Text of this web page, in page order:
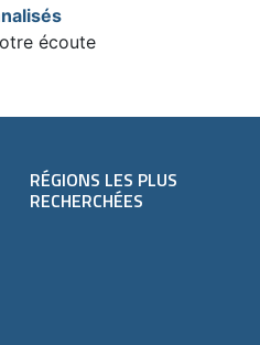
écoute
RÉGIONS LES PLUS
RECHERCHÉES